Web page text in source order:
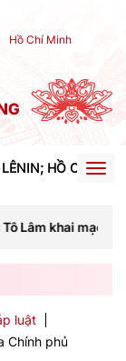
Hồ Chí Minh
HỒ CHÍ
nghị Trung ương
luật
Chính phủ